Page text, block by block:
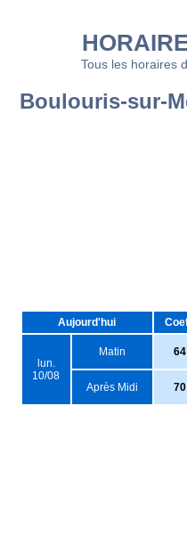
Tous les horaires
Boulouris-sur-
Aujourd'hui
lun.
10/08
Matin 64
Après Midi 70